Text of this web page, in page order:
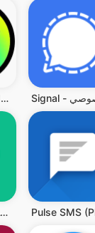
Messenger Kids – The Messaging
إيليمنت - تطبيق محادثات أمن